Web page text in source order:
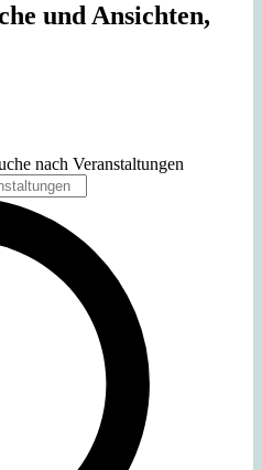
und Ansichten,
nach Veranstaltungen